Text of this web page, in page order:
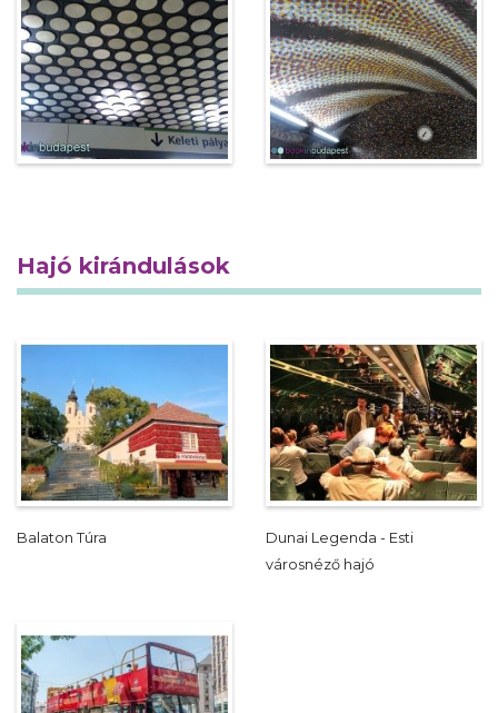
Hajó kirándulások
Balaton Túra
Dunai Legenda - Esti
városnéző hajó